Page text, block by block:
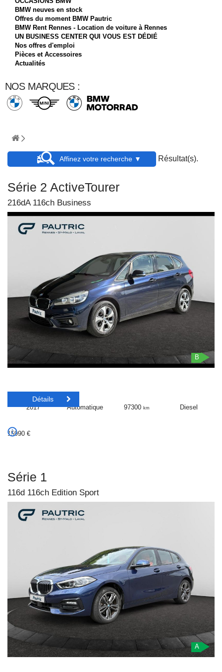
BMW neuves en stock
Offres du moment BMW Pautric
BMW Rent Rennes - Location de voiture à Rennes
UN BUSINESS CENTER QUI VOUS EST DÉDIÉ
Nos offres d'emploi
Pièces et Accessoires
Actualités
NOS MARQUES :
Affinez votre recherche ▼ Résultat(s).
Série 2 ActiveTourer
216dA 116ch Business
B
2017 Automatique 97300km Diesel
15990 €
Détails
Série 1
116d 116ch Edition Sport
A